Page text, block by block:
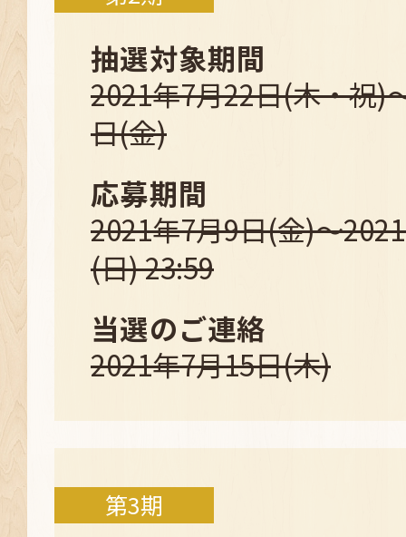
抽選対象期間
2021年7月22日(木・祝)
日(金)
応募期間
2021年7月9日(金)～
(日) 23:59
当選のご連絡
2021年7月15日(木)
第3期